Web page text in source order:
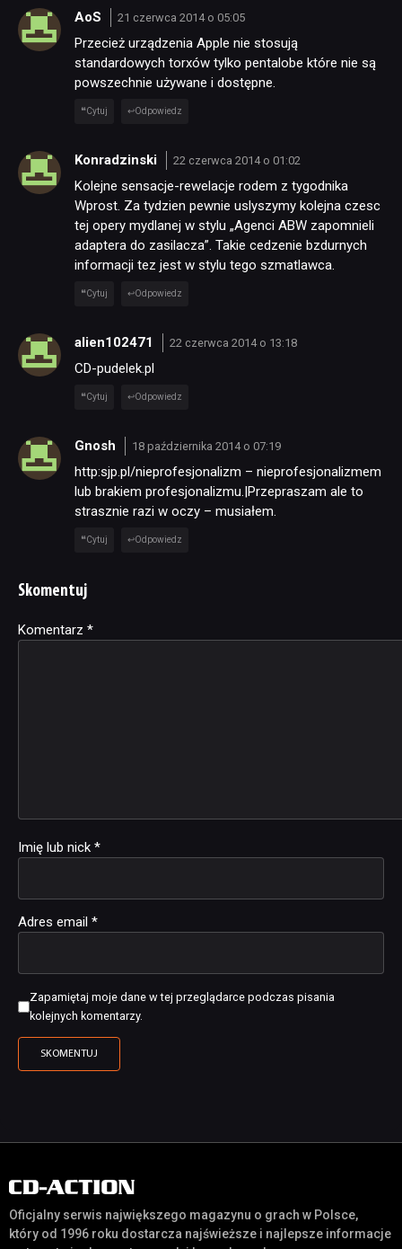
AoS 21 czerwca 2014 o 05:05
Przecież urządzenia Apple nie stosują
standardowych torxów tylko pentalobe które nie są
powszechnie używane i dostępne.
Cytuj Odpowiedz
Konradzinski 22 czerwca 2014 o 01:02
Kolejne sensacje-rewelacje rodem z tygodnika
Wprost. Za tydzien pewnie uslyszymy kolejna czesc
tej opery mydlanej w stylu „Agenci ABW zapomnieli
adaptera do zasilacza”. Takie cedzenie bzdurnych
informacji tez jest w stylu tego szmatlawca.
Cytuj Odpowiedz
alien102471 22 czerwca 2014 o 13:18
CD-pudelek.pl
Cytuj Odpowiedz
Gnosh 18 października 2014 o 07:19
http:sjp.pl/nieprofesjonalizm – nieprofesjonalizmem
lub brakiem profesjonalizmu.|Przepraszam ale to
strasznie razi w oczy – musiałem.
Cytuj Odpowiedz
Skomentuj
Komentarz *
Imię lub nick *
Adres email *
Zapamiętaj moje dane w tej przeglądarce podczas pisania
kolejnych komentarzy.
Alternative:
Oficjalny serwis największego magazynu o grach w Polsce,
który od 1996 roku dostarcza najświeższe i najlepsze informacje